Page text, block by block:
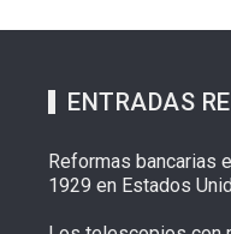
ENTRADAS
Reformas bancarias
1929 en Estados